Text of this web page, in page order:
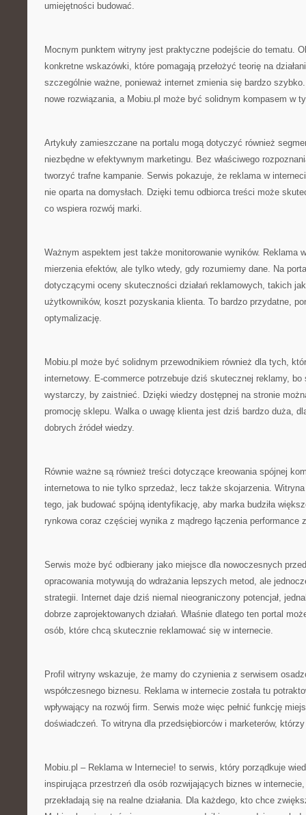
umiejętności budować.
Mocnym punktem witryny jest praktyczne podejście do tematu.
konkretne wskazówki, które pomagają przełożyć teorię na
szczególnie ważne, ponieważ internet zmienia się bardzo
nowe rozwiązania, a Mobiu.pl może być solidnym kompasem w
Artykuły zamieszczane na portalu mogą dotyczyć również
niezbędne w efektywnym marketingu. Bez właściwego
tworzyć trafne kampanie. Serwis pokazuje, że reklama w
nie oparta na domysłach. Dzięki temu odbiorca treści może
co wspiera rozwój marki.
Ważnym aspektem jest także monitorowanie wyników. Reklama
mierzenia efektów, ale tylko wtedy, gdy rozumiemy dane. Na
dotyczącymi oceny skuteczności działań reklamowych, takich
użytkowników, koszt pozyskania klienta. To bardzo przydatne,
optymalizację.
Mobiu.pl może być solidnym przewodnikiem również dla tych,
internetowy. E-commerce potrzebuje dziś skutecznej reklamy, bo
wystarczy, by zaistnieć. Dzięki wiedzy dostępnej na stronie
promocję sklepu. Walka o uwagę klienta jest dziś bardzo duża,
dobrych źródeł wiedzy.
Równie ważne są również treści dotyczące kreowania spójnej
internetowa to nie tylko sprzedaż, lecz także skojarzenia.
tego, jak budować spójną identyfikację, aby marka budziła
rynkowa coraz częściej wynika z mądrego łączenia performance
Serwis może być odbierany jako miejsce dla nowoczesnych
opracowania motywują do wdrażania lepszych metod, ale
strategii. Internet daje dziś niemal nieograniczony potencjał,
dobrze zaprojektowanych działań. Właśnie dlatego ten portal
osób, które chcą skutecznie reklamować się w internecie.
Profil witryny wskazuje, że mamy do czynienia z serwisem
współczesnego biznesu. Reklama w internecie została tu
wpływający na rozwój firm. Serwis może więc pełnić funkcję
doświadczeń. To witryna dla przedsiębiorców i marketerów,
Mobiu.pl – Reklama w Internecie! to serwis, który porządkuje
inspirująca przestrzeń dla osób rozwijających biznes w
przekładają się na realne działania. Dla każdego, kto chce